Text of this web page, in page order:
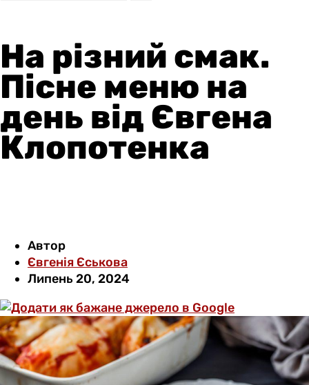
На різний смак.
Пісне меню на
день від Євгена
Клопотенка
Автор
Євгенія Єськова
Липень 20, 2024